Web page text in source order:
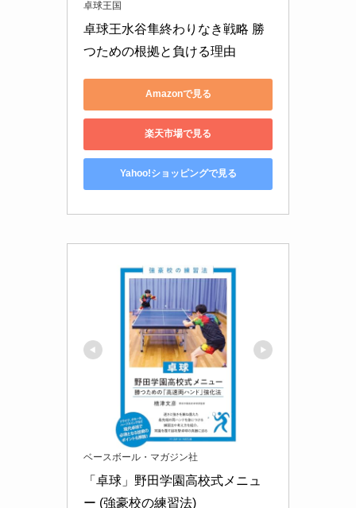
卓球王国
卓球王水谷隼終わりなき戦略 勝
つための根拠と負ける理由
Amazonで見る
楽天市場で見る
Yahoo!ショッピングで見る
ベースボール・マガジン社
「卓球」野田学園高校式メニュ
ー (強豪校の練習法)